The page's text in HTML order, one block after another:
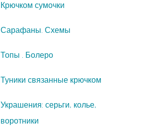
Крючком сумочки
Сарафаны. Схемы
Топы . Болеро
Туники связанные крючком
Украшения: серьги, колье,
воротники